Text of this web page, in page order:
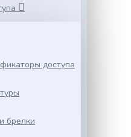
доступа
брелки